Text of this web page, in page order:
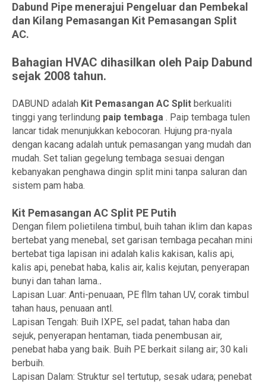
Dabund Pipe menerajui Pengeluar dan Pembekal
dan Kilang Pemasangan Kit Pemasangan Split
AC.
Bahagian HVAC dihasilkan oleh Paip Dabund
sejak 2008 tahun.
DABUND adalah Kit Pemasangan AC Split berkualiti
tinggi yang terlindung paip tembaga . Paip tembaga tulen
lancar tidak menunjukkan kebocoran. Hujung pra-nyala
dengan kacang adalah untuk pemasangan yang mudah dan
mudah. Set talian gegelung tembaga sesuai dengan
kebanyakan penghawa dingin split mini tanpa saluran dan
sistem pam haba.
Kit Pemasangan AC Split PE Putih
Dengan filem polietilena timbul, buih tahan iklim dan kapas
bertebat yang menebal, set garisan tembaga pecahan mini
bertebat tiga lapisan ini adalah kalis kakisan, kalis api,
kalis api, penebat haba, kalis air, kalis kejutan, penyerapan
bunyi dan tahan lama..
Lapisan Luar: Anti-penuaan, PE fllm tahan UV, corak timbul
tahan haus, penuaan antl.
Lapisan Tengah: Buih IXPE, sel padat, tahan haba dan
sejuk, penyerapan hentaman, tiada penembusan air,
penebat haba yang baik. Buih PE berkait silang air; 30 kali
berbuih.
Lapisan Dalam: Struktur sel tertutup, sesak udara; penebat